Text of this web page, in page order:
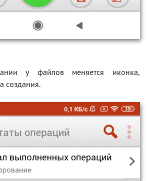
у файлов меняется иконка,
создания.